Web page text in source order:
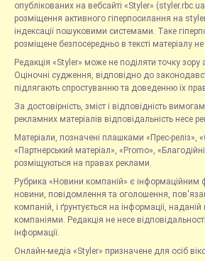
опублікованих на вебсайті «Styler»
розміщення активного гіперпосилання на
індексації пошуковими системами. Таке
розміщене безпосередньо в тексті матеріалу
Редакція «Styler» може не поділяти точку зору
Оціночні судження, відповідно до
підлягають спростуванню та доведенню їх
За достовірність, зміст і відповідність
рекламних матеріалів відповідальність несе
Матеріали, позначені плашками «Прес-реліз»,
«Партнерський матеріал», «Promo»,
розміщуються на правах реклами.
Рубрика «Новини компаній» є інформаційним
новини, повідомлення та оголошення,
компаній, і ґрунтується на інформації,
компаніями. Редакція не несе
інформації.
Онлайн-медіа «Styler» призначене для осіб